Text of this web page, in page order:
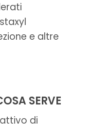
e altre
SERVE
di